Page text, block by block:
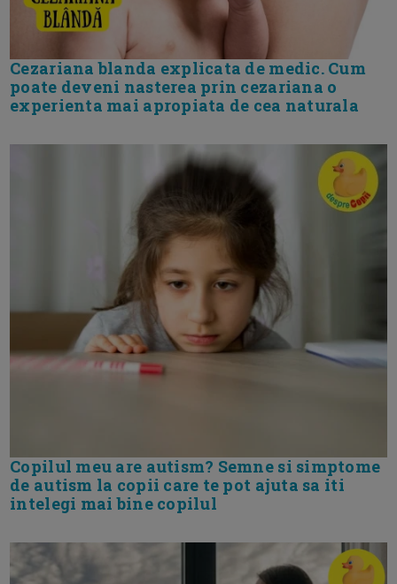
Cezariana blanda explicata de medic. Cum
poate deveni nasterea prin cezariana o
experienta mai apropiata de cea naturala
Copilul meu are autism? Semne si simptome
de autism la copii care te pot ajuta sa iti
intelegi mai bine copilul